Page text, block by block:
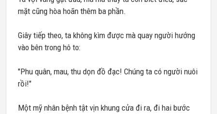
mặt cũng hòa hoãn thêm ba phần.
Giây tiếp theo, ta không kìm được mà quay người hướng
vào bên trong hô to:
"Phu quân, mau, thu dọn đồ đạc! Chúng ta có người nuôi
rồi!"
Một mỹ nhân bệnh tật vịn khung cửa đi ra, đi hai bước